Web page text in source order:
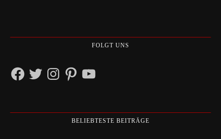
FOLGT UNS
FacebookTwitterInstagramPinterestYouTube
BELIEBTESTE BEITRÄGE